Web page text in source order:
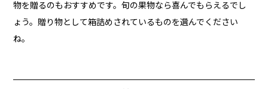
物を贈るのもおすすめです。旬の果物なら喜んでもらえるでし
ょう。贈り物として箱詰めされているものを選んでください
ね。